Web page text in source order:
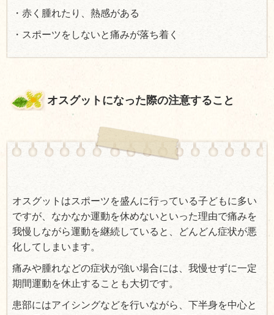
・赤く腫れたり、熱感がある
・スポーツをしないと痛みが落ち着く
オスグットになった際の注意すること
オスグットはスポーツを盛んに行っている子どもに多い
ですが、なかなか運動を休めないといった理由で痛みを
我慢しながら運動を継続していると、どんどん症状が悪
化してしまいます。
痛みや腫れなどの症状が強い場合には、我慢せずに一定
期間運動を休止することも大切です。
患部にはアイシングなどを行いながら、下半身を中心と